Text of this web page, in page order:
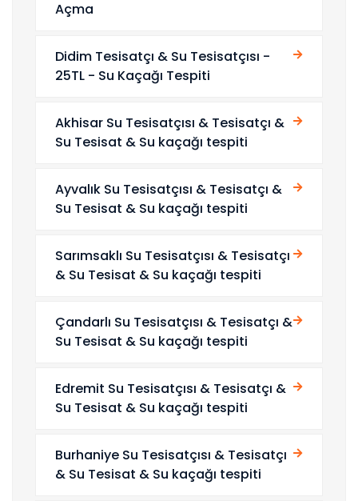
Açma
Didim Tesisatçı & Su Tesisatçısı -
25TL - Su Kaçağı Tespiti
Akhisar Su Tesisatçısı & Tesisatçı &
Su Tesisat & Su kaçağı tespiti
Ayvalık Su Tesisatçısı & Tesisatçı &
Su Tesisat & Su kaçağı tespiti
Sarımsaklı Su Tesisatçısı & Tesisatçı
& Su Tesisat & Su kaçağı tespiti
Çandarlı Su Tesisatçısı & Tesisatçı &
Su Tesisat & Su kaçağı tespiti
Edremit Su Tesisatçısı & Tesisatçı &
Su Tesisat & Su kaçağı tespiti
Burhaniye Su Tesisatçısı & Tesisatçı
& Su Tesisat & Su kaçağı tespiti